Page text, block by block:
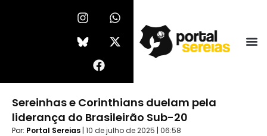
I
n
s
t
r
m
W
h
a
t
p
p
X
-
t
w
t
e
r
b
o
o
k
Sereinhas e Corinthians duelam pela
liderança do Brasileirão Sub-20
Por: Portal Sereias | 10 de julho de 2025 | 06:58